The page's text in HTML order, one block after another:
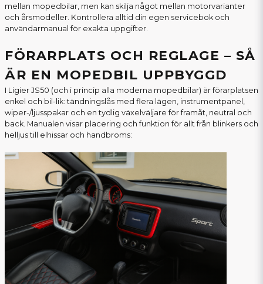
mellan mopedbilar, men kan skilja något mellan motorvarianter
och årsmodeller. Kontrollera alltid din egen servicebok och
användarmanual för exakta uppgifter.
FÖRARPLATS OCH REGLAGE – SÅ
ÄR EN MOPEDBIL UPPBYGGD
I Ligier JS50 (och i princip alla moderna mopedbilar) är förarplatsen
enkel och bil-lik: tändningslås med flera lägen, instrumentpanel,
wiper-/ljusspakar och en tydlig växelväljare för framåt, neutral och
back. Manualen visar placering och funktion för allt från blinkers och
helljus till elhissar och handbroms: